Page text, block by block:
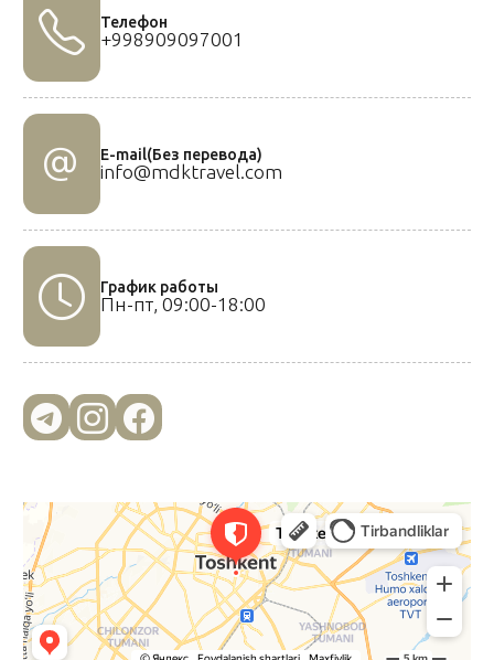
Телефон
+998909097001
E-mail(Без перевода)
info@mdktravel.com
График работы
Пн-пт, 09:00-18:00
Ташкент
Ташкент — Яндекс Карты